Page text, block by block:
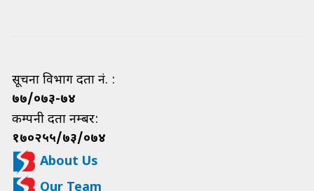
सूचना विभाग दर्ता नं. :
७७/०७३-७४
कम्पनी दर्ता नम्बर:
१७०२५५/७३/०७४
About Us